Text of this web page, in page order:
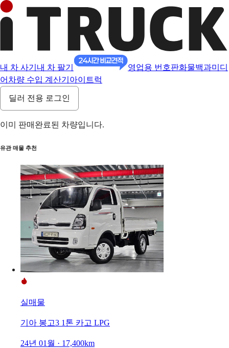
내 차 사기 내 차 팔기 영업용 번호판화물백과미디
어 차량 수입 계산기 아이트럭
딜러 전용 로그인
이미 판매완료된 차량입니다.
유관 매물 추천
실매물
기아 봉고3 1톤 카고 LPG
24년 01월 · 17,400km